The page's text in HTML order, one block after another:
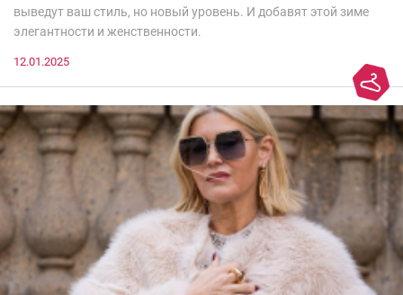
выведут ваш стиль, но новый уровень. И добавят этой зиме
элегантности и женственности.
12.01.2025